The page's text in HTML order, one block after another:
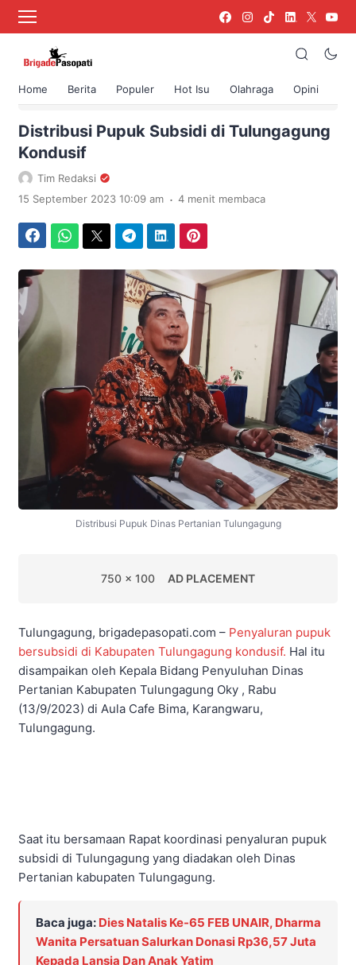
Home Berita Populer Hot Isu Olahraga Opini
›
Distribusi Pupuk Subsidi di Tulungagung
Kondusif
Tim Redaksi
15 September 2023 10:09 am . 4 menit membaca
Distribusi Pupuk Dinas Pertanian Tulungagung
750 x 100 AD PLACEMENT
Tulungagung, brigadepasopati.com – Penyaluran pupuk
bersubsidi di Kabupaten Tulungagung kondusif. Hal itu
disampaikan oleh Kepala Bidang Penyuluhan Dinas
Pertanian Kabupaten Tulungagung Oky , Rabu
(13/9/2023) di Aula Cafe Bima, Karangwaru,
Tulungagung.
Saat itu bersamaan Rapat koordinasi penyaluran pupuk
subsidi di Tulungagung yang diadakan oleh Dinas
Pertanian kabupaten Tulungagung.
Baca juga: Dies Natalis Ke-65 FEB UNAIR, Dharma
Wanita Persatuan Salurkan Donasi Rp36,57 Juta
Kepada Lansia Dan Anak Yatim